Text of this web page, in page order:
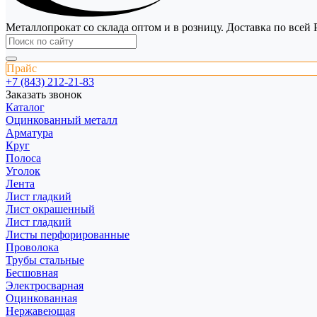
Металлопрокат со склада оптом и в розницу. Доставка по всей
Прайс
+7 (843) 212-21-83
Заказать звонок
Каталог
Оцинкованный металл
Арматура
Круг
Полоса
Уголок
Лента
Лист гладкий
Лист окрашенный
Лист гладкий
Листы перфорированные
Проволока
Трубы стальные
Бесшовная
Электросварная
Оцинкованная
Нержавеющая